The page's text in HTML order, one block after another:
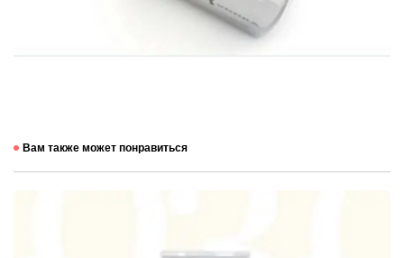
Вам также может понравиться